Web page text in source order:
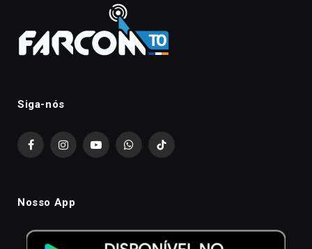
Siga-nós
FacebookInstagramYouTubeWhatsAppTikTok
Nosso App